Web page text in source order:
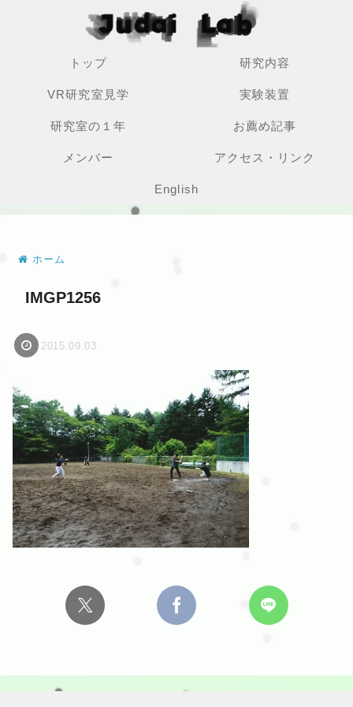
トップ 研究内容
VR研究室見学 実験装置
研究室の１年 お薦め記事
メンバー アクセス・リンク
English
ホーム
IMGP1256
2015.09.03